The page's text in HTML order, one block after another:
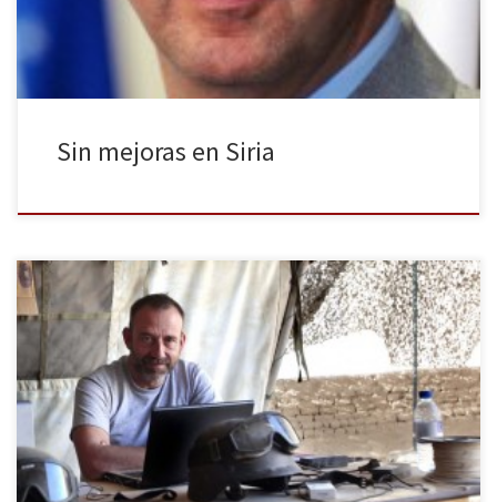
140000 muertos en […]
Sin mejoras en Siria
El periodista Marc Marginedas ha sido liberado este domingo tras
pasar seis meses secuestrado en Siria en manos de yihadistas del
Estado Islamista de Irak y el Levante (ISIL). Según ha informado El
Periódico de Cataluña, medio para el que trabaja, el periodista ya
se encuentra en Barcelona con su […]